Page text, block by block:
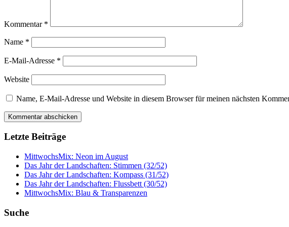
Kommentar *
Name *
E-Mail-Adresse *
Website
Name, E-Mail-Adresse und Website in diesem Browser für meinen nächsten
Letzte Beiträge
MittwochsMix: Neon im August
Das Jahr der Landschaften: Stimmen (32/52)
Das Jahr der Landschaften: Kompass (31/52)
Das Jahr der Landschaften: Flussbett (30/52)
MittwochsMix: Blau & Transparenzen
Suche